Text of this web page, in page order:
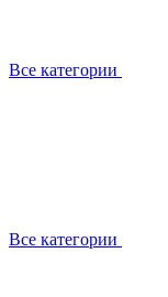
Все категории
Все категории